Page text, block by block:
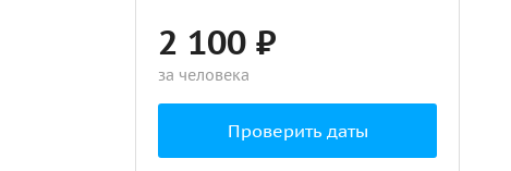
2 100 ₽
за человека
Проверить даты